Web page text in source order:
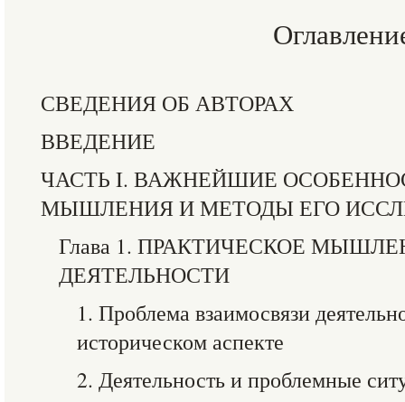
СВЕДЕНИЯ ОБ АВТОРАХ
ВВЕДЕНИЕ
ЧАСТЬ I. ВАЖНЕЙШИЕ
МЫШЛЕНИЯ И МЕТОДЫ ЕГО
Глава 1. ПРАКТИЧЕСКОЕ
ДЕЯТЕЛЬНОСТИ
1. Проблема взаимосвязи
историческом аспекте
2. Деятельность и проблемные